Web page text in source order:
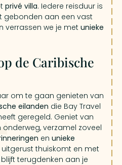
privé villa. Iedere reisduur is
gebonden aan een vast
verrassen we je met unieke
de Caribische
om te gaan genieten van
eilanden die Bay Travel
geregeld. Geniet van
verzamel zoveel
en unieke
uitgerust thuiskomt en met
blijft terugdenken aan je